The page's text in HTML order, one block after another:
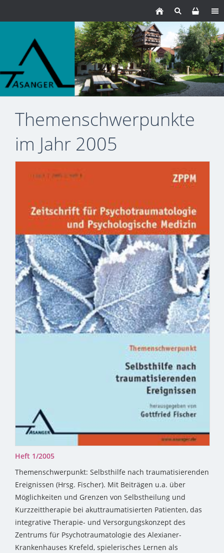
Themenschwerpunkte
im Jahr 2005
Heft 1/2005
Themenschwerpunkt: Selbsthilfe nach traumatisierenden
Ereignissen (Hrsg. Fischer). Mit Beiträgen u.a. über
Möglichkeiten und Grenzen von Selbstheilung und
Kurzzeittherapie bei akuttraumatisierten Patienten, das
integrative Therapie- und Versorgungskonzept des
Zentrums für Psychotraumatologie des Alexianer-
Krankenhauses Krefeld, spielerisches Lernen als